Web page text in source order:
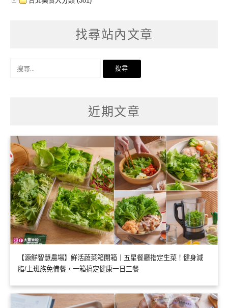
找尋站內文章
近期文章
【源鮮智慧農場】鮮活蔬菜箱開箱｜五星餐廳指定生菜！健身減
脂/上班族免備餐，一箱搞定健康一日三餐